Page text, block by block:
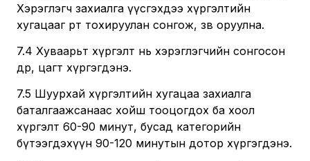
Хэрэглэгч захиалга үүсгэхдээ хүргэлтийн
хугацааг өөрт тохируулан сонгож, зөв оруулна.
7.4 Хуваарьт хүргэлт нь хэрэглэгчийн сонгосон
өдөр, цагт хүргэгдэнэ.
7.5 Шуурхай хүргэлтийн хугацаа захиалга
баталгаажсанаас хойш тооцогдох ба хоол
хүргэлт 60-90 минут, бусад категорийн
бүтээгдэхүүн 90-120 минутын дотор хүргэгдэнэ.